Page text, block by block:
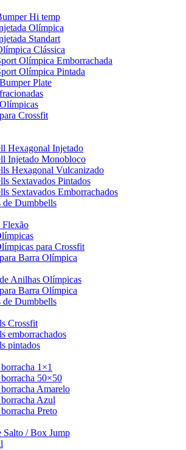
Hi temp
Olímpica
Standart
Clássica
Olímpica Emborrachada
Olímpica Pintada
Plate
Crossfit
Hexagonal Injetado
Injetado Monobloco
Hexagonal Vulcanizado
Sextavados Pintados
Sextavados Emborrachados
de Dumbbells
Flexão
para Crossfit
Barra Olímpica
Anilhas Olímpicas
Barra Olímpica
de Dumbbells
Crossfit
emborrachados
pintados
1×1
50×50
Amarelo
Azul
Preto
Salto / Box Jump